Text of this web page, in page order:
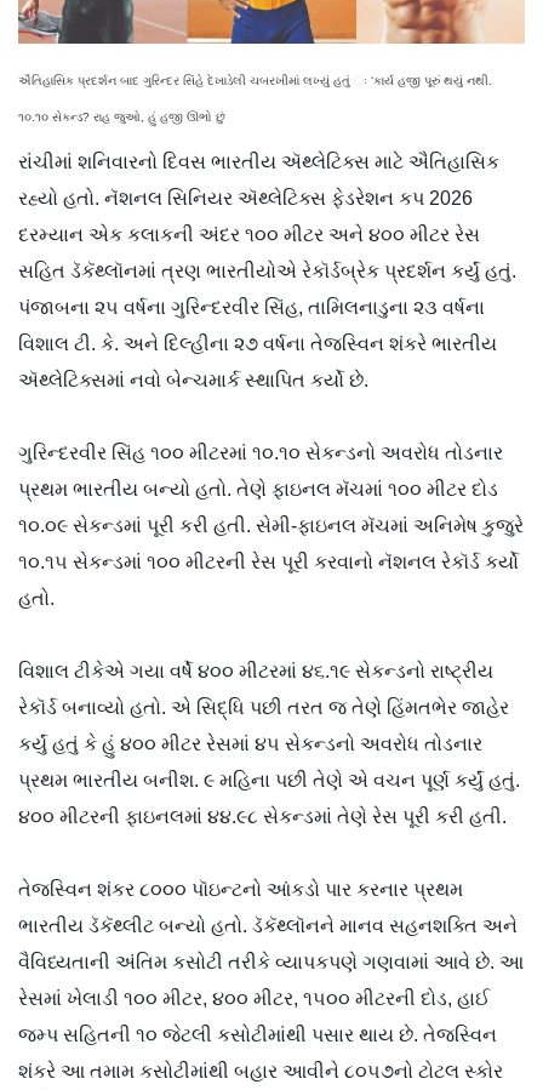
ઐતિહાસિક પ્રદર્શન બાદ ગુરિન્દર સિંહે દેખાડેલી ચબરખીમાં લખ્યું હતું ઃ ‘કાર્ય હજી પૂરું થયું નથી.
૧૦.૧૦ સેકન્ડ? રાહ જુઓ, હું હજી ઊભો છું
રાંચીમાં શનિવારનો દિવસ ભારતીય ઍથ્લેટિક્સ માટે ઐતિહાસિક
રહ્યો હતો. નૅશનલ સિનિયર ઍથ્લેટિક્સ ફેડરેશન કપ 2026
દરમ્યાન એક કલાકની અંદર ૧૦૦ મીટર અને ૪૦૦ મીટર રેસ
સહિત ડૅકૅથ્લૉનમાં ત્રણ ભારતીયોએ રેકૉર્ડબ્રેક પ્રદર્શન કર્યું હતું.
પંજાબના ૨૫ વર્ષના ગુરિન્દરવીર સિંહ, તામિલનાડુના ૨૩ વર્ષના
વિશાલ ટી. કે. અને દિલ્હીના ૨૭ વર્ષના તેજસ્વિન શંકરે ભારતીય
ઍથ્લેટિક્સમાં નવો બેન્ચમાર્ક સ્થાપિત કર્યો છે.
ગુરિન્દરવીર સિંહ ૧૦૦ મીટરમાં ૧૦.૧૦ સેકન્ડનો અવરોધ તોડનાર
પ્રથમ ભારતીય બન્યો હતો. તેણે ફાઇનલ મૅચમાં ૧૦૦ મીટર દોડ
૧૦.૦૯ સેકન્ડમાં પૂરી કરી હતી. સેમી-ફાઇનલ મૅચમાં અનિમેષ કુજુરે
૧૦.૧૫ સેકન્ડમાં ૧૦૦ મીટરની રેસ પૂરી કરવાનો નૅશનલ રેકૉર્ડ કર્યો
હતો.
વિશાલ ટીકેએ ગયા વર્ષે ૪૦૦ મીટરમાં ૪૬.૧૯ સેકન્ડનો રાષ્ટ્રીય
રેકૉર્ડ બનાવ્યો હતો. એ સિદ્ધિ પછી તરત જ તેણે હિંમતભેર જાહેર
કર્યું હતું કે હું ૪૦૦ મીટર રેસમાં ૪૫ સેકન્ડનો અવરોધ તોડનાર
પ્રથમ ભારતીય બનીશ. ૯ મહિના પછી તેણે એ વચન પૂર્ણ કર્યું હતું.
૪૦૦ મીટરની ફાઇનલમાં ૪૪.૯૮ સેકન્ડમાં તેણે રેસ પૂરી કરી હતી.
તેજસ્વિન શંકર ૮૦૦૦ પૉઇન્ટનો આંકડો પાર કરનાર પ્રથમ
ભારતીય ડૅકૅથ્લીટ બન્યો હતો. ડૅકૅથ્લૉનને માનવ સહનશક્તિ અને
વૈવિધ્યતાની અંતિમ કસોટી તરીકે વ્યાપકપણે ગણવામાં આવે છે. આ
રેસમાં ખેલાડી ૧૦૦ મીટર, ૪૦૦ મીટર, ૧૫૦૦ મીટરની દોડ, હાઈ
જમ્પ સહિતની ૧૦ જેટલી કસોટીમાંથી પસાર થાય છે. તેજસ્વિન
શંકરે આ તમામ કસોટીમાંથી બહાર આવીને ૮૦૫૭નો ટોટલ સ્કોર